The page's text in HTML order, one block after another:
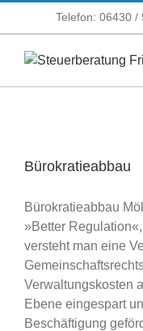
Telefon: 06430 /
Bürokratieabbau
Bürokratieabbau
»Better
versteht man eine
Verwaltungskosten
Ebene eingespart
Beschäftigung